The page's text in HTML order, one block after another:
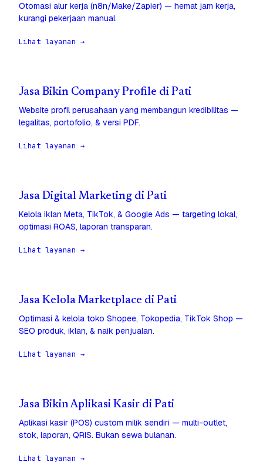
Otomasi alur kerja (n8n/Make/Zapier) — hemat jam kerja,
kurangi pekerjaan manual.
Lihat layanan →
Jasa Bikin Company Profile di Pati
Website profil perusahaan yang membangun kredibilitas —
legalitas, portofolio, & versi PDF.
Lihat layanan →
Jasa Digital Marketing di Pati
Kelola iklan Meta, TikTok, & Google Ads — targeting lokal,
optimasi ROAS, laporan transparan.
Lihat layanan →
Jasa Kelola Marketplace di Pati
Optimasi & kelola toko Shopee, Tokopedia, TikTok Shop —
SEO produk, iklan, & naik penjualan.
Lihat layanan →
Jasa Bikin Aplikasi Kasir di Pati
Aplikasi kasir (POS) custom milik sendiri — multi-outlet,
stok, laporan, QRIS. Bukan sewa bulanan.
Lihat layanan →